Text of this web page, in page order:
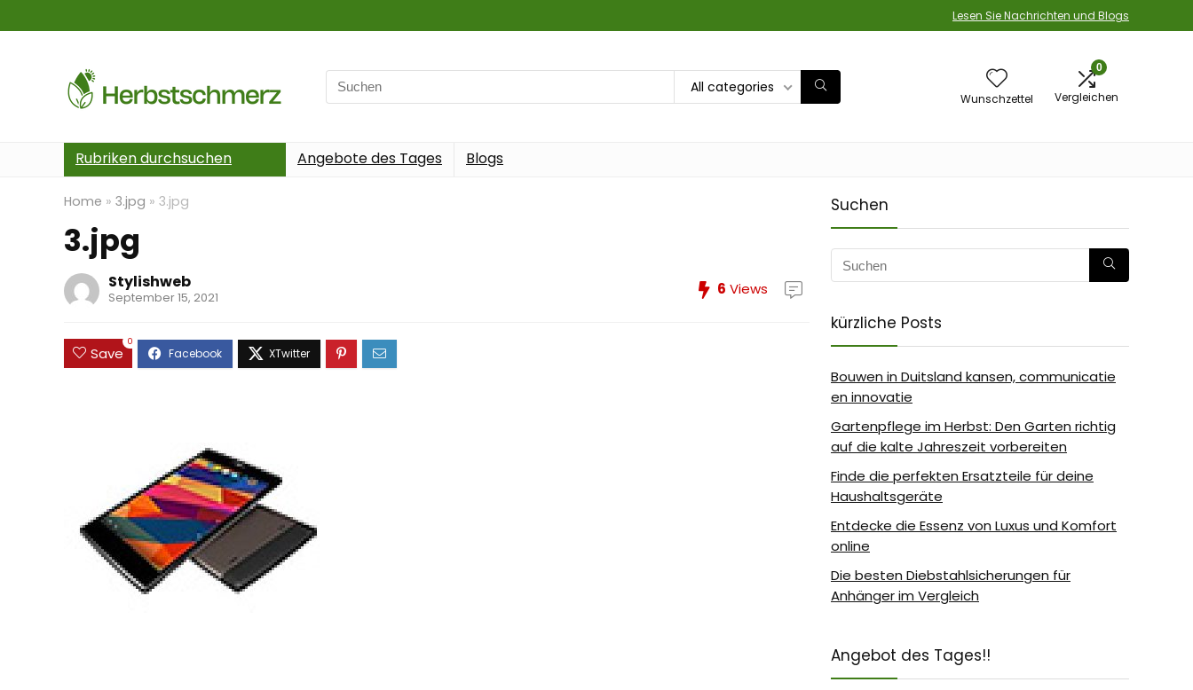
Lesen Sie Nachrichten und Blogs
Search
for:
All categories
Wunschzettel
0
Vergleichen
Rubriken durchsuchen Angebote des Tages Blogs
Home » 3.jpg » 3.jpg
3.jpg
Stylishweb
September 15, 2021 6 Views
Save
0
Suchen
kürzliche Posts
Bouwen in Duitsland kansen, communicatie
en innovatie
Gartenpflege im Herbst: Den Garten richtig
auf die kalte Jahreszeit vorbereiten
Finde die perfekten Ersatzteile für deine
Haushaltsgeräte
Entdecke die Essenz von Luxus und Komfort
online
Die besten Diebstahlsicherungen für
Anhänger im Vergleich
Angebot des Tages!!